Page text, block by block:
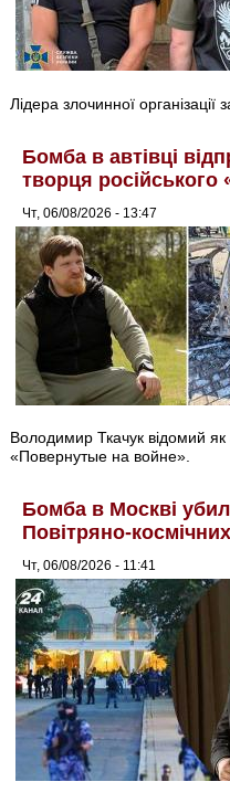
Лідера злочинної організації
Бомба в автівці
творця російського
Чт, 06/08/2026 - 13:47
Володимир Ткачук відомий
«Повернутые на войне».
Бомба в Москві
Повітряно-
Чт, 06/08/2026 - 11:41